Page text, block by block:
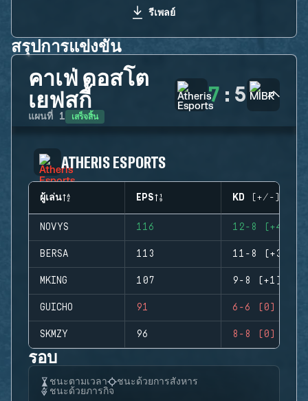
รีเพลย์
สรุปการแข่งขัน
คาเฟ่ ดอสโต
เยฟสกี้
แผนที่ 1 เสร็จสิ้น
7 : 5
ATHERIS ESPORTS
ผู้เล่น EPS KD (+/-)
NOVYS 116 12-8 (+4)
BERSA 113 11-8 (+3)
MKING 107 9-8 (+1)
GUICHO 91 6-6 (0)
SKMZY 96 8-8 (0)
รอบ
ชนะตามเวลา
ชนะด้วยการสังหาร
ชนะด้วยภารกิจ